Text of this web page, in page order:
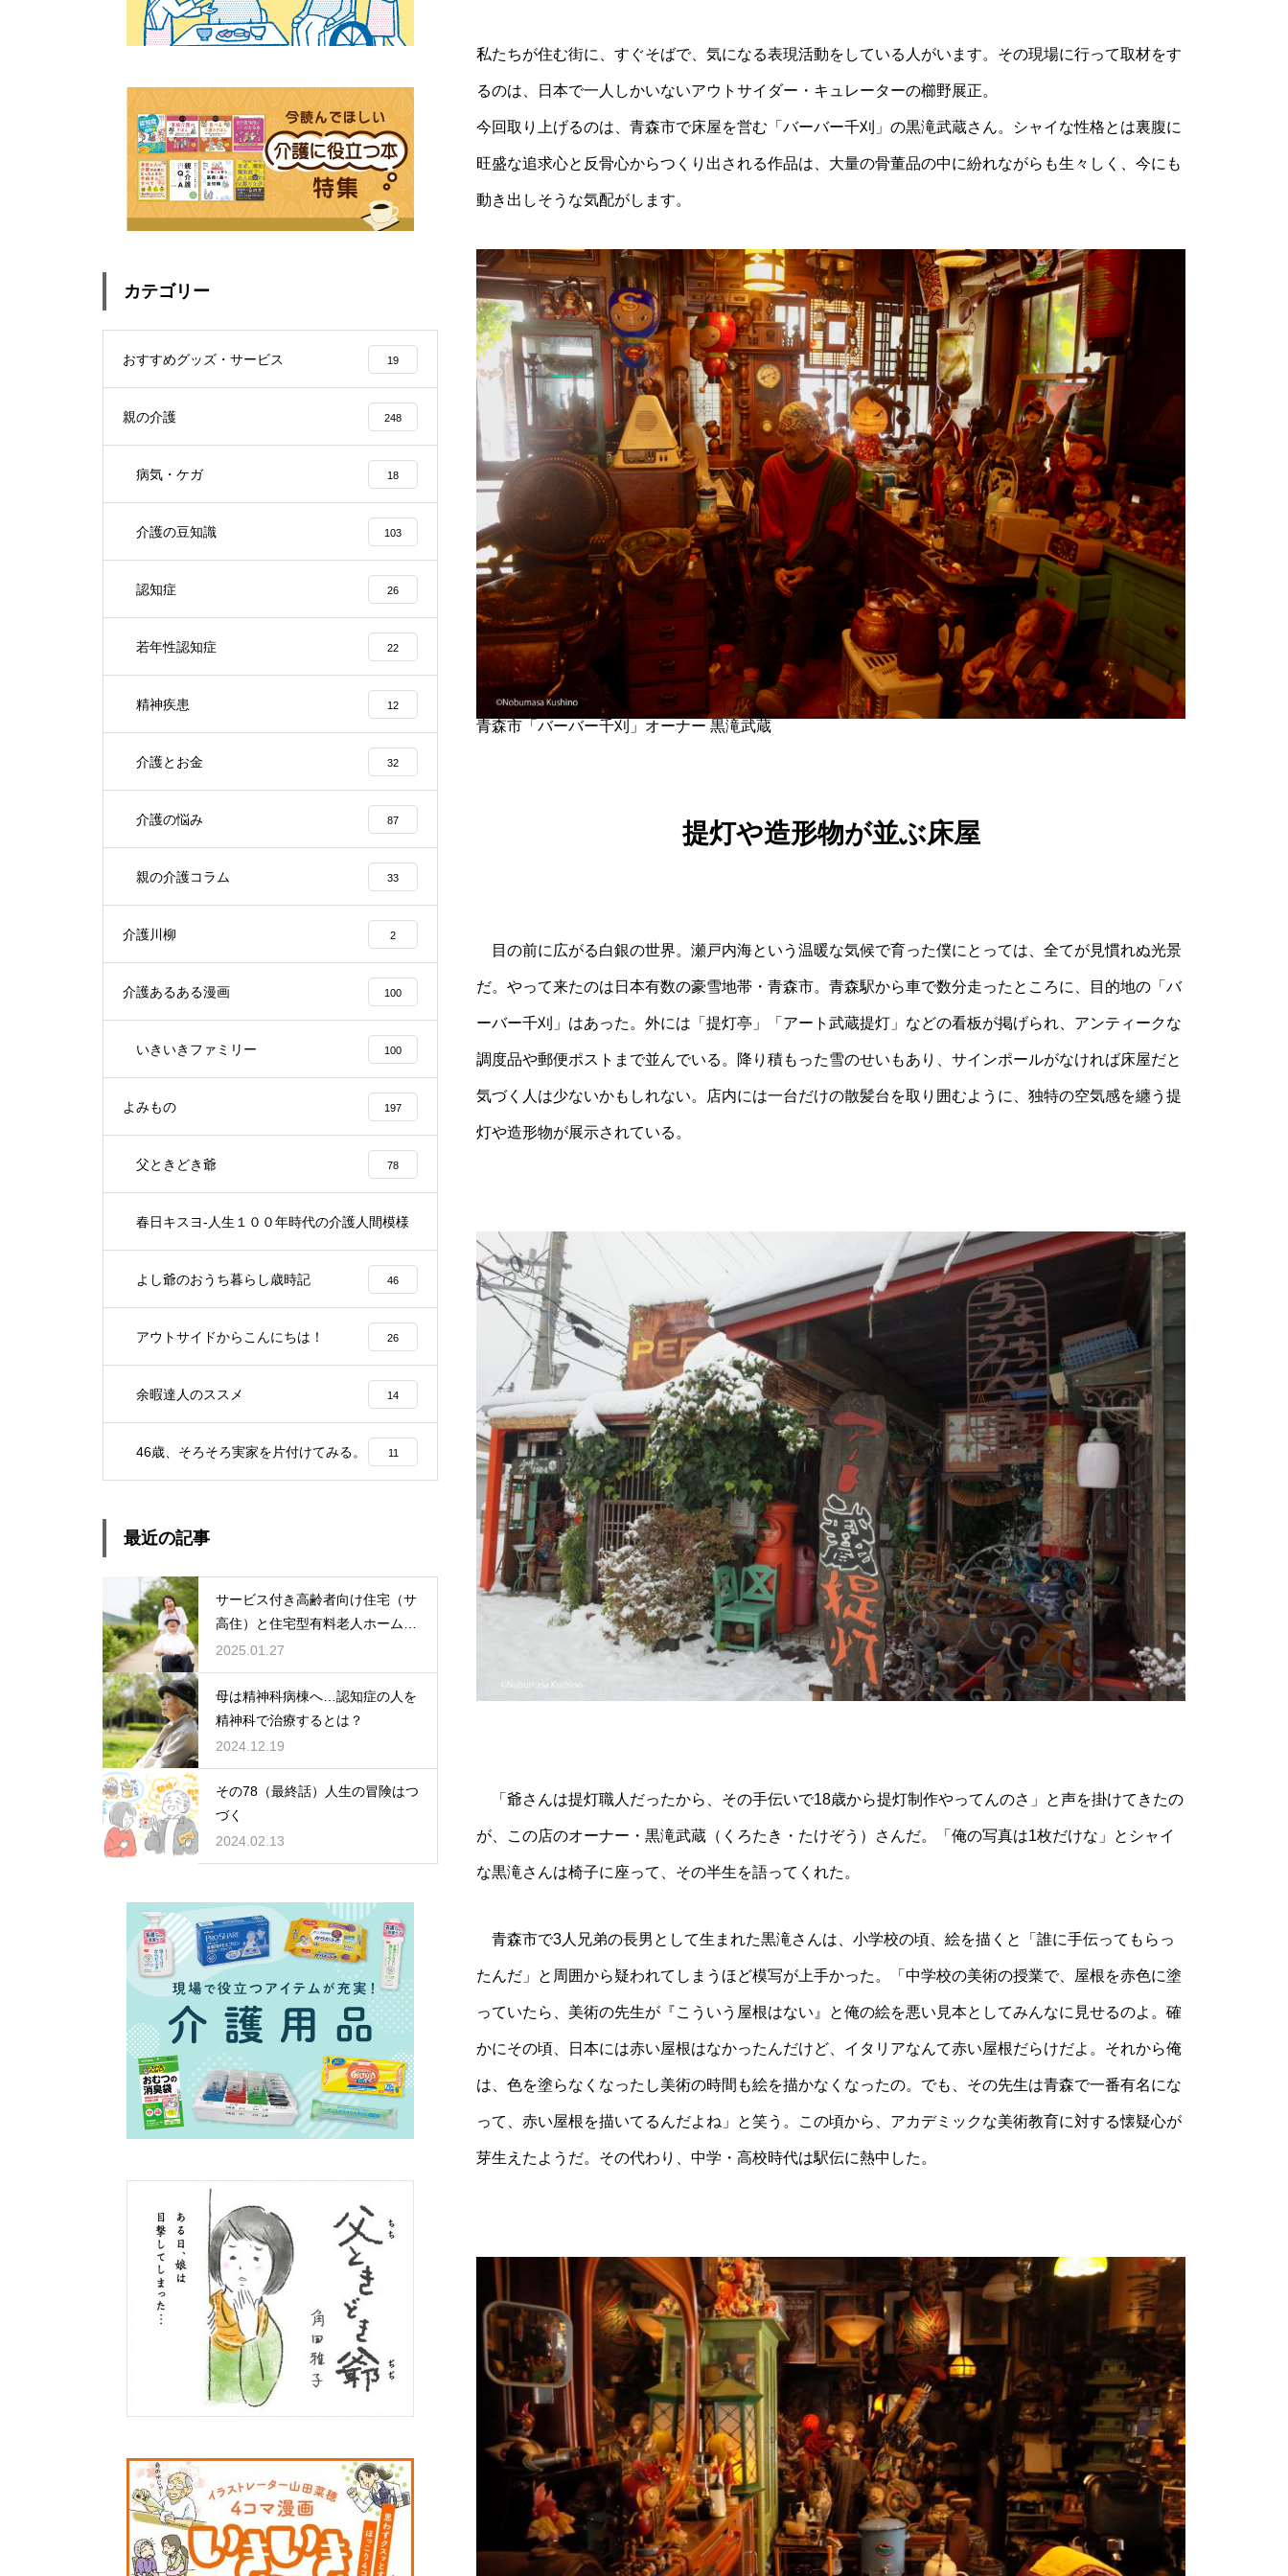
私たちが住む街に、すぐそばで、気になる表現活動をしている人がいます。その現場に行って取材をす
るのは、日本で一人しかいないアウトサイダー・キュレーターの櫛野展正。
今回取り上げるのは、青森市で床屋を営む「バーバー千刈」の黒滝武蔵さん。シャイな性格とは裏腹に
旺盛な追求心と反骨心からつくり出される作品は、大量の骨董品の中に紛れながらも生々しく、今にも
動き出しそうな気配がします。
青森市「バーバー千刈」オーナー 黒滝武蔵
提灯や造形物が並ぶ床屋
目の前に広がる白銀の世界。瀬戸内海という温暖な気候で育った僕にとっては、全てが見慣れぬ光景
だ。やって来たのは日本有数の豪雪地帯・青森市。青森駅から車で数分走ったところに、目的地の「バ
ーバー千刈」はあった。外には「提灯亭」「アート武蔵提灯」などの看板が掲げられ、アンティークな
調度品や郵便ポストまで並んでいる。降り積もった雪のせいもあり、サインポールがなければ床屋だと
気づく人は少ないかもしれない。店内には一台だけの散髪台を取り囲むように、独特の空気感を纏う提
灯や造形物が展示されている。
「爺さんは提灯職人だったから、その手伝いで18歳から提灯制作やってんのさ」と声を掛けてきたの
が、この店のオーナー・黒滝武蔵（くろたき・たけぞう）さんだ。「俺の写真は1枚だけな」とシャイ
な黒滝さんは椅子に座って、その半生を語ってくれた。
青森市で3人兄弟の長男として生まれた黒滝さんは、小学校の頃、絵を描くと「誰に手伝ってもらっ
たんだ」と周囲から疑われてしまうほど模写が上手かった。「中学校の美術の授業で、屋根を赤色に塗
っていたら、美術の先生が『こういう屋根はない』と俺の絵を悪い見本としてみんなに見せるのよ。確
かにその頃、日本には赤い屋根はなかったんだけど、イタリアなんて赤い屋根だらけだよ。それから俺
は、色を塗らなくなったし美術の時間も絵を描かなくなったの。でも、その先生は青森で一番有名にな
って、赤い屋根を描いてるんだよね」と笑う。この頃から、アカデミックな美術教育に対する懐疑心が
芽生えたようだ。その代わり、中学・高校時代は駅伝に熱中した。
カテゴリー
おすすめグッズ・サービス 19
親の介護 248
病気・ケガ 18
介護の豆知識 103
認知症 26
若年性認知症 22
精神疾患 12
介護とお金 32
介護の悩み 87
親の介護コラム 33
介護川柳 2
介護あるある漫画 100
いきいきファミリー 100
よみもの 197
父ときどき爺 78
春日キスヨ-人生１００年時代の介護人間模様
よし爺のおうち暮らし歳時記 46
アウトサイドからこんにちは！ 26
余暇達人のススメ 14
46歳、そろそろ実家を片付けてみる。 11
最近の記事
サービス付き高齢者向け住宅（サ
高住）と住宅型有料老人ホーム：
どちらを選ぶ？
2025.01.27
母は精神科病棟へ…認知症の人を
精神科で治療するとは？
2024.12.19
その78（最終話）人生の冒険はつ
づく
2024.02.13